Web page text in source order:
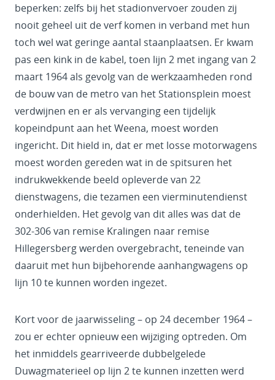
beperken: zelfs bij het stadionvervoer zouden zij
nooit geheel uit de verf komen in verband met hun
toch wel wat geringe aantal staanplaatsen. Er kwam
pas een kink in de kabel, toen lijn 2 met ingang van 2
maart 1964 als gevolg van de werkzaamheden rond
de bouw van de metro van het Stationsplein moest
verdwijnen en er als vervanging een tijdelijk
kopeindpunt aan het Weena, moest worden
ingericht. Dit hield in, dat er met losse motorwagens
moest worden gereden wat in de spitsuren het
indrukwekkende beeld opleverde van 22
dienstwagens, die tezamen een vierminutendienst
onderhielden. Het gevolg van dit alles was dat de
302-306 van remise Kralingen naar remise
Hillegersberg werden overgebracht, teneinde van
daaruit met hun bijbehorende aanhangwagens op
lijn 10 te kunnen worden ingezet.
Kort voor de jaarwisseling – op 24 december 1964 –
zou er echter opnieuw een wijziging optreden. Om
het inmiddels gearriveerde dubbelgelede
Duwagmaterieel op lijn 2 te kunnen inzetten werd